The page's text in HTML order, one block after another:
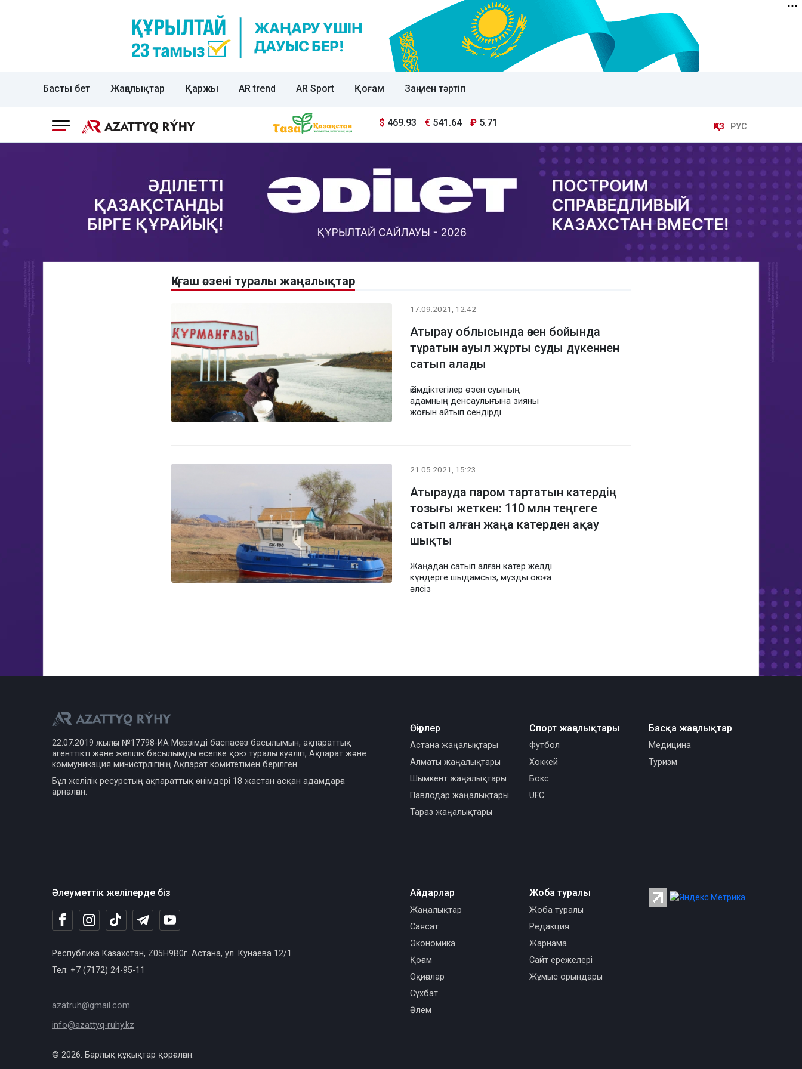
Басты бет Жаңалықтар Қаржы AR trend AR Sport Қоғам Заң мен тәртіп
$ 469.93 € 541.64 ₽ 5.71 ҚАЗ РУС
Қиғаш өзені туралы жаңалықтар
17.09.2021, 12:42
Атырау облысында өзен бойында
тұратын ауыл жұрты суды дүкеннен
сатып алады
Әкімдіктегілер өзен суының
адамның денсаулығына зияны
жоғын айтып сендірді
21.05.2021, 15:23
Атырауда паром тартатын катердің
тозығы жеткен: 110 млн теңгеге
сатып алған жаңа катерден ақау
шықты
Жаңадан сатып алған катер желді
күндерге шыдамсыз, мұзды оюға
әлсіз
22.07.2019 жылғы №17798-ИА Мерзімді баспасөз басылымын, ақпараттық
агенттікті және желілік басылымды есепке қою туралы куәлігі, Ақпарат және
коммуникация министрлігінің Ақпарат комитетімен берілген.
Бұл желілік ресурстың ақпараттық өнімдері 18 жастан асқан адамдарға
арналған.
Өңірлер
Астана жаңалықтары
Алматы жаңалықтары
Шымкент жаңалықтары
Павлодар жаңалықтары
Тараз жаңалықтары
Спорт жаңалықтары
Футбол
Хоккей
Бокс
UFC
Басқа жаңалықтар
Медицина
Туризм
Әлеуметтік желілерде біз
Республика Казахстан, Z05H9B0г. Астана, ул. Кунаева 12/1
Тел: +7 (7172) 24-95-11
azatruh@gmail.com
info@azattyq-ruhy.kz
Айдарлар
Жаңалықтар
Саясат
Экономика
Қоғам
Оқиғалар
Сұхбат
Әлем
Жоба туралы
Жоба туралы
Редакция
Жарнама
Сайт ережелері
Жұмыс орындары
© 2026. Барлық құқықтар қорғалған.